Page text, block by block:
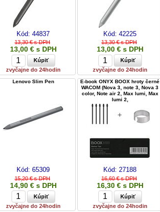
Kód: 44837
13,30 € s DPH
13,00 € s DPH
zvyčajne do 24hodin
Kód: 42225
13,30 € s DPH
13,00 € s DPH
zvyčajne do 24hodin
Lenovo Slim Pen
Kód: 65309
15,20 € s DPH
14,90 € s DPH
zvyčajne do 24hodin
E-book ONYX BOOX hroty černé
WACOM (Nova 3, note 3, Nova 3
color, Note air 2, Max lumi, Max
lumi 2,
Kód: 27188
16,60 € s DPH
16,30 € s DPH
zvyčajne do 24hodin